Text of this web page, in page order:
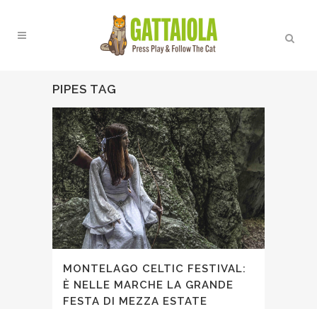
PIPES TAG
MONTELAGO CELTIC FESTIVAL:
È NELLE MARCHE LA GRANDE
FESTA DI MEZZA ESTATE